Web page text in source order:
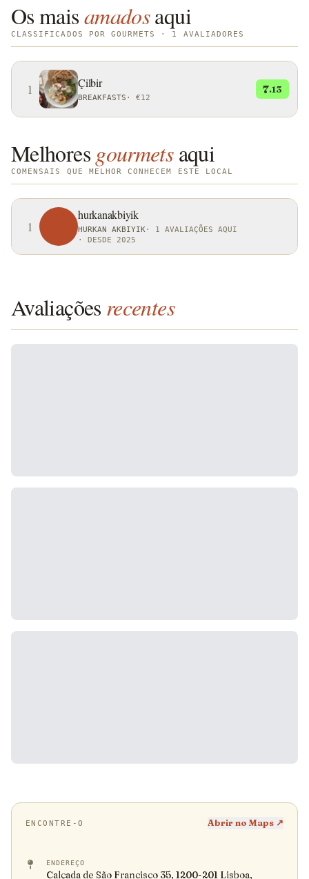
Os maisamadosaqui
CLASSIFICADOS POR GOURMETS · 1 AVALIADORES
1 Çilbir
BREAKFASTS · €12
7.13
Melhores gourmets aqui
COMENSAIS QUE MELHOR CONHECEM ESTE LOCAL
1
hurkanakbiyik
HURKAN AKBIYIK · 1 AVALIAÇÕES AQUI
· DESDE 2025
Avaliações recentes
ENCONTRE-O Abrir no Maps ↗
ENDEREÇO
Calçada de São Francisco 35, 1200-201 Lisboa,